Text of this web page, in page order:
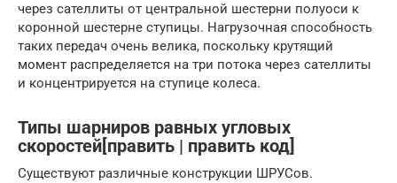
через сателлиты от центральной шестерни полуоси к
коронной шестерне ступицы. Нагрузочная способность
таких передач очень велика, поскольку крутящий
момент распределяется на три потока через сателлиты
и концентрируется на ступице колеса.
Типы шарниров равных угловых
скоростей[править | править код]
Существуют различные конструкции ШРУСов.